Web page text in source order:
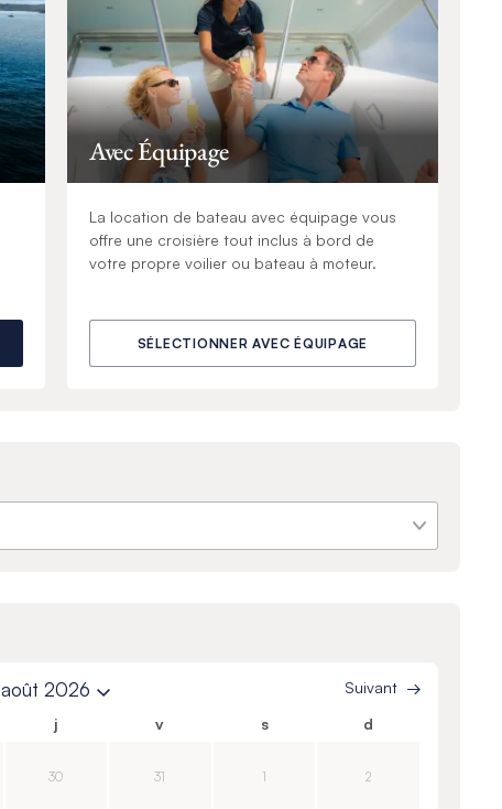
Avec Équipage
La location de bateau avec équipage vous
offre une croisière tout inclus à bord de
votre propre voilier ou bateau à moteur.
SÉLECTIONNER AVEC ÉQUIPAGE
août 2026
Suivant
j v s d
30 31 1 2